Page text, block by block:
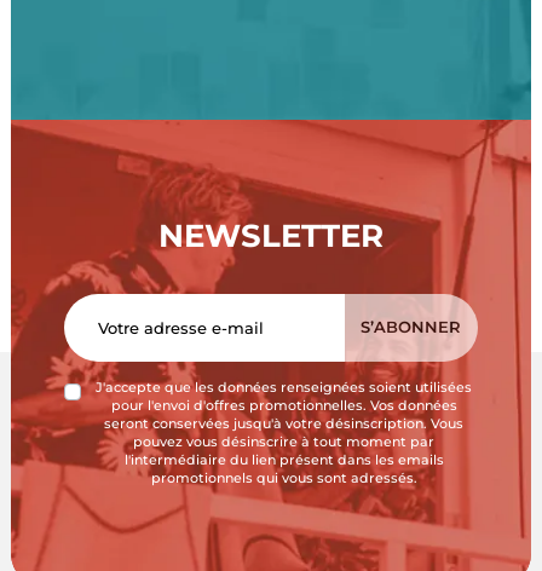
NEWSLETTER
J'accepte que les données renseignées soient utilisées
pour l'envoi d'offres promotionnelles. Vos données
seront conservées jusqu'à votre désinscription. Vous
pouvez vous désinscrire à tout moment par
l'intermédiaire du lien présent dans les emails
promotionnels qui vous sont adressés.